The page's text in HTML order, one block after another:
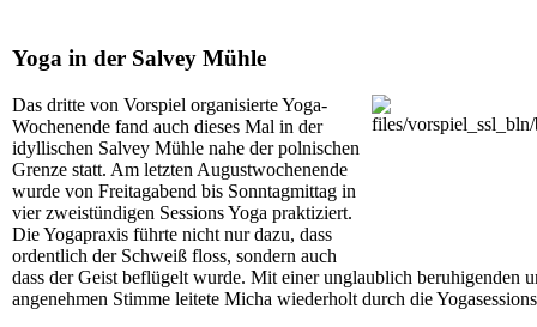
Yoga in der Salvey Mühle
Das dritte von Vorspiel organisierte Yoga-
Wochenende fand auch dieses Mal in der
idyllischen Salvey Mühle nahe der polnischen
Grenze statt. Am letzten Augustwochenende
wurde von Freitagabend bis Sonntagmittag in
vier zweistündigen Sessions Yoga praktiziert.
Die Yogapraxis führte nicht nur dazu, dass
ordentlich der Schweiß floss, sondern auch
dass der Geist beflügelt wurde. Mit einer unglaublich beruhigenden
angenehmen Stimme leitete Micha wiederholt durch die